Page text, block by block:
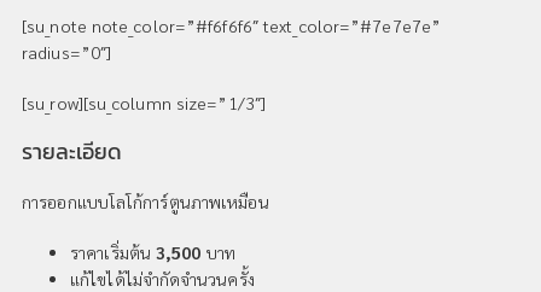
[su_note note_color=”#f6f6f6″ text_color=”#7e7e7e”
radius=”0″]
[su_row][su_column size=”1/3″]
รายละเอียด
การออกแบบโลโก้การ์ตูนภาพเหมือน
ราคาเริ่มต้น 3,500 บาท
แก้ไขได้ไม่จำกัดจำนวนครั้ง